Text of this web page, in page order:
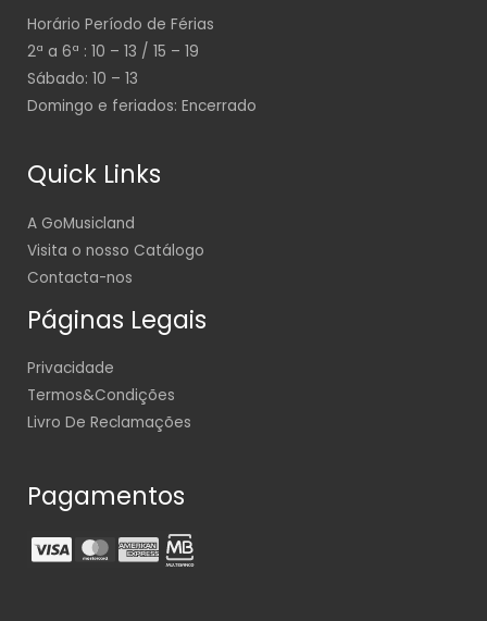
Horário Período de Férias
2ª a 6ª : 10 – 13 / 15 – 19
Sábado: 10 – 13
Domingo e feriados: Encerrado
Quick Links
A GoMusicland
Visita o nosso Catálogo
Contacta-nos
Páginas Legais
Privacidade
Termos&Condições
Livro De Reclamações
Pagamentos